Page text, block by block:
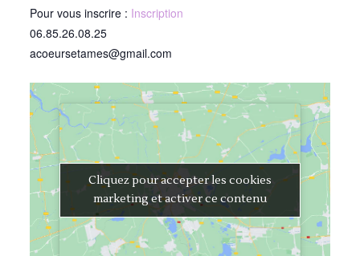
Pour vous inscrire : Inscription
06.85.26.08.25
acoeursetames@gmail.com
Cliquez pour accepter les cookies
marketing et activer ce contenu
Cliquez pour accepter les cookies
marketing et activer ce contenu